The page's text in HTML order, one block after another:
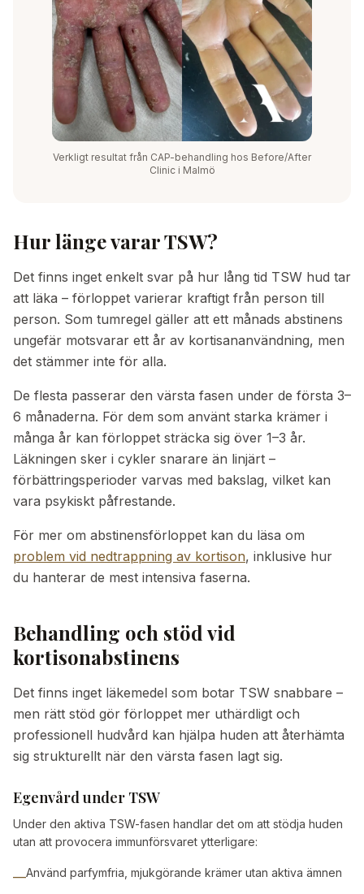
Verkligt resultat från CAP-behandling hos Before/After
Clinic i Malmö
Hur länge varar TSW?
Det finns inget enkelt svar på hur lång tid TSW hud tar
att läka – förloppet varierar kraftigt från person till
person. Som tumregel gäller att ett månads abstinens
ungefär motsvarar ett år av kortisananvändning, men
det stämmer inte för alla.
De flesta passerar den värsta fasen under de första 3–
6 månaderna. För dem som använt starka krämer i
många år kan förloppet sträcka sig över 1–3 år.
Läkningen sker i cykler snarare än linjärt –
förbättringsperioder varvas med bakslag, vilket kan
vara psykiskt påfrestande.
För mer om abstinensförloppet kan du läsa om
problem vid nedtrappning av kortison, inklusive hur
du hanterar de mest intensiva faserna.
Behandling och stöd vid
kortisonabstinens
Det finns inget läkemedel som botar TSW snabbare –
men rätt stöd gör förloppet mer uthärdligt och
professionell hudvård kan hjälpa huden att återhämta
sig strukturellt när den värsta fasen lagt sig.
Egenvård under TSW
Under den aktiva TSW-fasen handlar det om att stödja huden
utan att provocera immunförsvaret ytterligare:
—Använd parfymfria, mjukgörande krämer utan aktiva ämnen